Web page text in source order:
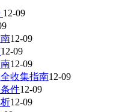
12-09
12-09
12-09
12-09
收集指南12-09
件12-09
12-09